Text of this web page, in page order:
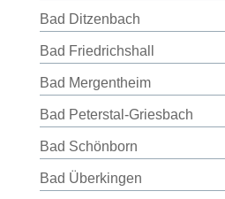
Bad Ditzenbach
Bad Friedrichshall
Bad Mergentheim
Bad Peterstal-Griesbach
Bad Schönborn
Bad Überkingen